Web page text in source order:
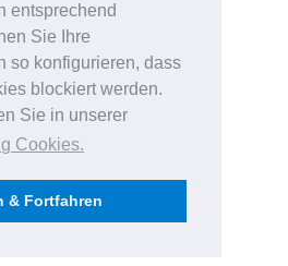
entsprechend
Sie Ihre
so konfigurieren, dass
blockiert werden.
Sie in unserer
Cookies.
& Fortfahren